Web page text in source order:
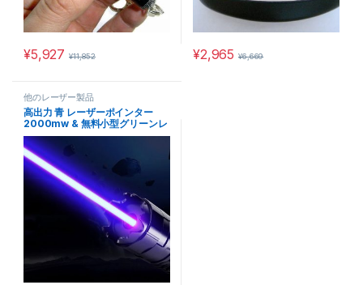
¥5,927 ¥11,852
この商品には複数のバリエーションがあります。 オプションは商
¥2,965 ¥6,669
他のレーザー製品
高出力 青 レーザーポインター
2000mw & 無料小型グリーンレ
ーザーポインター